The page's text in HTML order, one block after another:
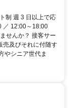
制 週 3 日以上で応
／ 12:00～18:00
せんか？ 接客サー
売及びそれに付随す
やシニア世代ま